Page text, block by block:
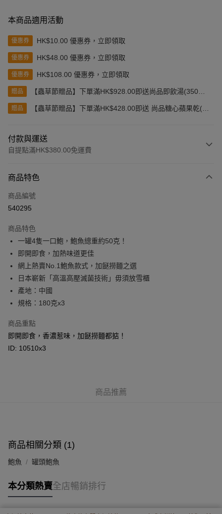
本商品適用活動
優惠券 HK$10.00 優惠券，立即領取
優惠券 HK$48.00 優惠券，立即領取
優惠券 HK$108.00 優惠券，立即領取
贈品
【蟲草節贈品】下單滿HK$928.00即送尚品即飲湯(350克)
贈品
【蟲草節贈品】下單滿HK$428.00即送 尚品糖心蘋果乾(80
付款與運送
自提點滿HK$380.00免運費
信用卡
Apple Pay
AlipayHK
PayMe
WeChat Pay
BoC Pay
相關說明
轉數快識別碼(FPS ID)：4042362 中國銀行戶口：012-875-1-240680-7 匯
豐銀行戶口：652-589300-838 收款人：PREMIER FOOD LTD 請於24小時
送貨方式
每筆HK$80.00，滿HK$380.00或以上免運費
滿$380免運費 - 送貨到家(3-5個工作天內送達)
每筆HK$80.00，滿HK$380.00或以上免運費
商品特色
商品編號
540295
商品特色
一罐4隻一口鮑，鮑魚總重約50克！
即開即食，加熱味道更佳
網上熱賣No.1鮑魚款式，加餸撈麵之選
日本嶄新「高溫高壓滅菌技術」毋須放雪櫃
產地：中國
規格：180克x3
商品重點
即開即食，香濃惹味，加餸撈麵都掂！
ID: 10510x3
商品推薦
商品相關分類 (1)
鮑魚 罐頭鮑魚
本分類熱賣全店暢銷排行